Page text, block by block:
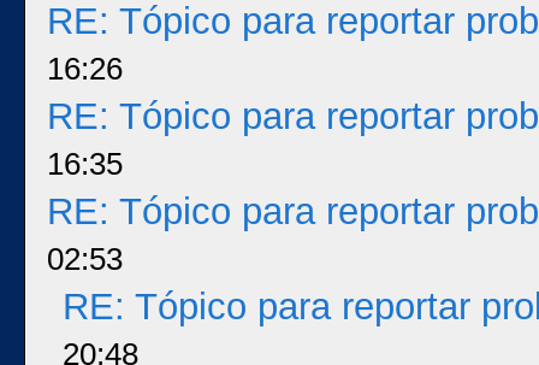
RE: Tópico para reportar
16:26
RE: Tópico para reportar
16:35
RE: Tópico para reportar
02:53
RE: Tópico para reportar
20:48